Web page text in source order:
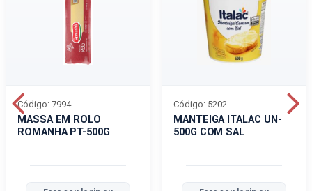
MASSA EM ROLO
ROMANHA PT-500G
Código: 7994
MANTEIGA ITALAC UN-
500G COM SAL
Código: 5202